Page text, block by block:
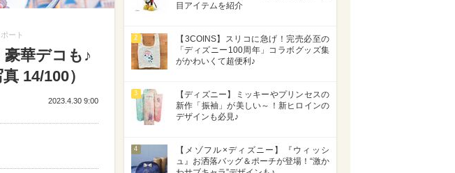
ート
豪華デコも♪
14/100）
2023.4.30 9:00
目アイテムを紹介
2
【3COINS】スリコに急げ！完売必至の
「ディズニー100周年」コラボグッズ集
がかわいくて超便利♪
3
【ディズニー】ミッキーやプリンセスの
新作「振袖」が美しい～！新ヒロインの
デザインも必見♪
4
【メゾフル×ディズニー】『ウィッシ
ュ』お洒落バッグ＆ポーチが登場！“激か